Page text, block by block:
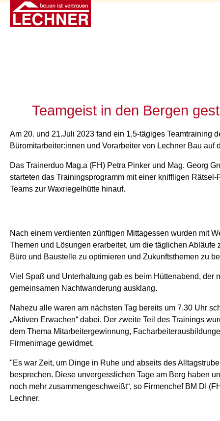
Teamgeist in den Bergen
Am 20. und 21.Juli 2023 fand ein 1,5-tägiges Teamtraining
Büromitarbeiter:innen und Vorarbeiter von Lechner Bau auf
Das Trainerduo Mag.a (FH) Petra Pinker und Mag. Georg
starteten das Trainingsprogramm mit einer kniffligen Rätsel-
Teams zur Waxriegelhütte hinauf.
Nach einem verdienten zünftigen Mittagessen wurden mit
Themen und Lösungen erarbeitet, um die täglichen Abläufe
Büro und Baustelle zu optimieren und Zukunftsthemen zu
Viel Spaß und Unterhaltung gab es beim Hüttenabend, der
gemeinsamen Nachtwanderung ausklang.
Nahezu alle waren am nächsten Tag bereits um 7.30 Uhr
„Aktiven Erwachen“ dabei. Der zweite Teil des Trainings
dem Thema Mitarbeitergewinnung,
Firmenimage gewidmet.
"Es war Zeit, um Dinge in Ruhe und abseits des
besprechen. Diese unvergesslichen Tage am Berg haben
noch mehr zusammengeschweißt“, so Firmenchef BM DI
Lechner.